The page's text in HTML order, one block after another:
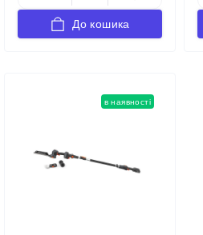
До кошика
в наявності